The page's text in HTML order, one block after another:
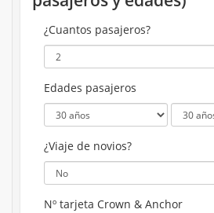
¿Cuantos pasajeros?
Edades pasajeros
¿Viaje de novios?
Nº tarjeta Crown & Anchor